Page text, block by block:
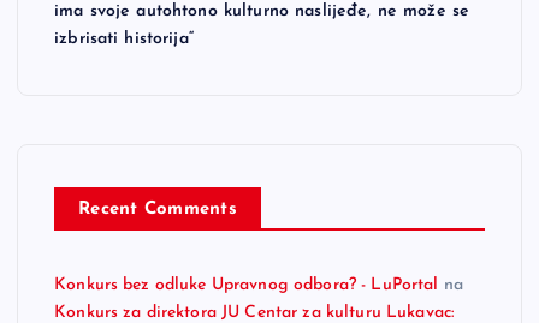
ima svoje autohtono kulturno naslijeđe, ne može se
izbrisati historija“
Recent Comments
Konkurs bez odluke Upravnog odbora? - LuPortal
na
Konkurs za direktora JU Centar za kulturu Lukavac: